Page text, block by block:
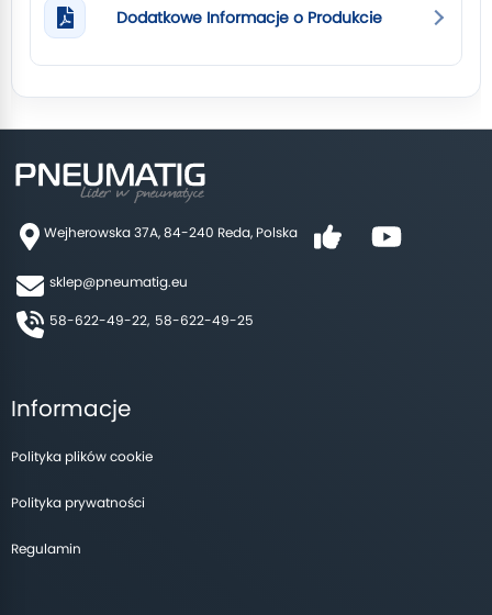
Dodatkowe Informacje o Produkcie
Wejherowska 37A, 84-240 Reda, Polska
sklep@pneumatig.eu
58-622-49-22, 58-622-49-25
Informacje
Polityka plików cookie
Polityka prywatności
Regulamin